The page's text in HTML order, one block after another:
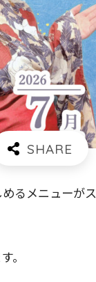
るメニューがス
。